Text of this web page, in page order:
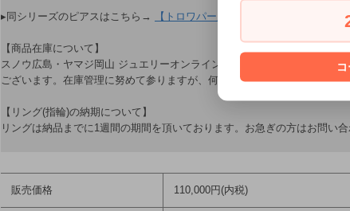
▸同シリーズのピアスはこちら→ 【トロワパール/ピアス】
【商品在庫について】
スノウ広島・ヤマジ岡山 ジュエリーオンラインショップで販売している
ございます。在庫管理に努めて参りますが、何卒ご了承くださいませ。
【リング(指輪)の納期について】
リングは納品までに1週間の期間を頂いております。お急ぎの方はお問
販売価格 110,000円(内税)